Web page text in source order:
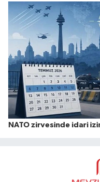
NATO zirvesinde idari